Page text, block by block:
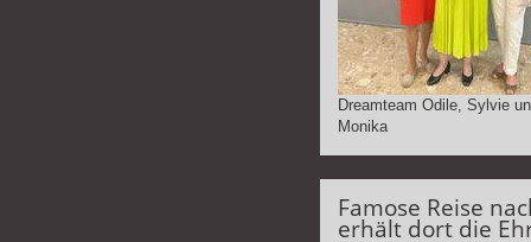
Dreamteam Odile, Sylvie
Monika
Famose Reise
erhält dort die